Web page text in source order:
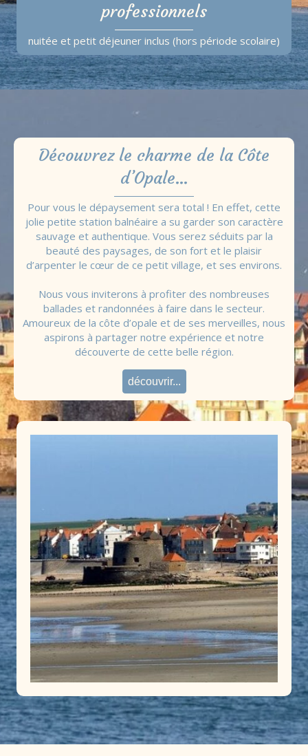
professionnels
nuitée et petit déjeuner inclus (hors période scolaire)
Découvrez le charme de la Côte
d’Opale…
Pour vous le dépaysement sera total ! En effet, cette
jolie petite station balnéaire a su garder son caractère
sauvage et authentique. Vous serez séduits par la
beauté des paysages, de son fort et le plaisir
d’arpenter le cœur de ce petit village, et ses environs.
Nous vous inviterons à profiter des nombreuses
ballades et randonnées à faire dans le secteur.
Amoureux de la côte d’opale et de ses merveilles, nous
aspirons à partager notre expérience et notre
découverte de cette belle région.
découvrir...